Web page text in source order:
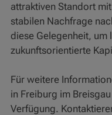
attraktiven Standort
stabilen Nachfrage
diese Gelegenheit, um
zukunftsorientierte
Für weitere
in Freiburg im
Verfügung.